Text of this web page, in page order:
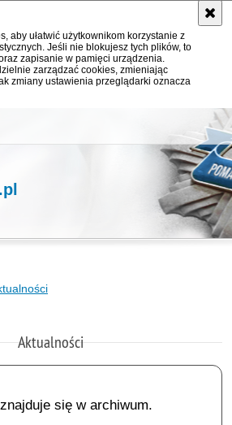
aby ułatwić użytkownikom korzystanie z
Jeśli nie blokujesz tych plików, to
zapisanie w pamięci urządzenia.
zarządzać cookies, zmieniając
zmiany ustawienia przeglądarki oznacza
Aktualności
się w archiwum.